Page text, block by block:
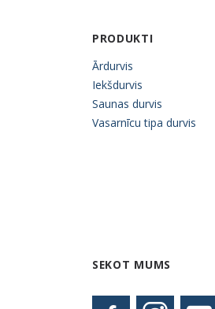
PRODUKTI
Ārdurvis
Iekšdurvis
Saunas durvis
Vasarnīcu tipa durvis
SEKOT MUMS